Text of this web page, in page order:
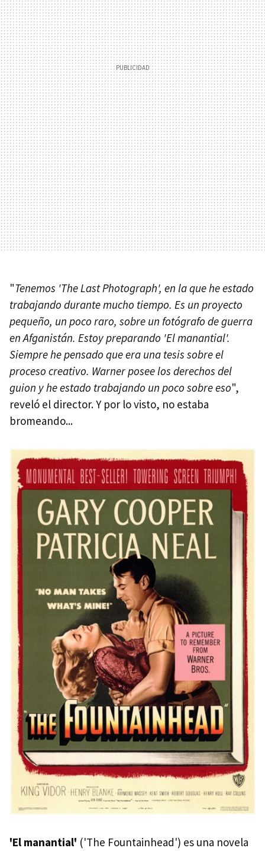
"Tenemos 'The Last Photograph', en la que he estado
trabajando durante mucho tiempo. Es un proyecto
pequeño, un poco raro, sobre un fotógrafo de guerra
en Afganistán. Estoy preparando 'El manantial'.
Siempre he pensado que era una tesis sobre el
proceso creativo. Warner posee los derechos del
guion y he estado trabajando un poco sobre eso",
reveló el director. Y por lo visto, no estaba
bromeando...
'El manantial' ('The Fountainhead') es una novela